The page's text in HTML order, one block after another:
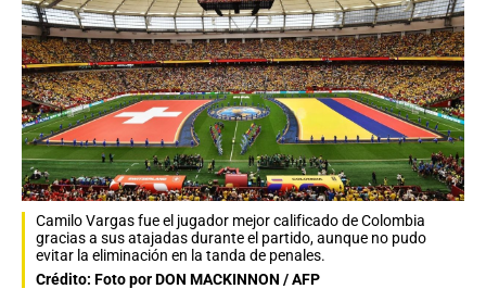
Camilo Vargas fue el jugador mejor calificado de Colombia
gracias a sus atajadas durante el partido, aunque no pudo
evitar la eliminación en la tanda de penales.
Crédito: Foto por DON MACKINNON / AFP